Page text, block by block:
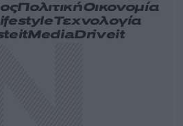
ΠολιτικήΟικονομία
Τεχνολογία
MediaDriveit